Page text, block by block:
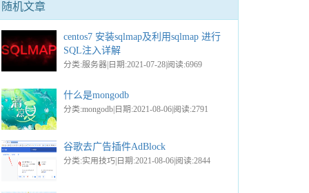
随机文章
centos7 安装sqlmap及利用sqlmap 进行
SQL注入详解
分类:服务器|日期:2021-07-28|阅读:6969
什么是mongodb
分类:mongodb|日期:2021-08-06|阅读:2791
谷歌去广告插件AdBlock
分类:实用技巧|日期:2021-08-06|阅读:2844